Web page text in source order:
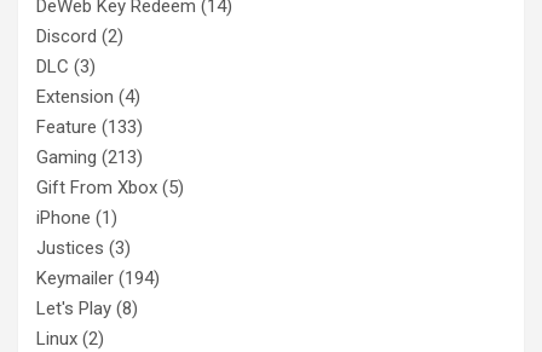
DeWeb Key Redeem (14)
Discord (2)
DLC (3)
Extension (4)
Feature (133)
Gaming (213)
Gift From Xbox (5)
iPhone (1)
Justices (3)
Keymailer (194)
Let's Play (8)
Linux (2)